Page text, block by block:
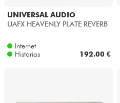
UNIVERSAL AUDIO
UAFX HEAVENLY PLATE REVERB
Internet
Historias
192.00 €